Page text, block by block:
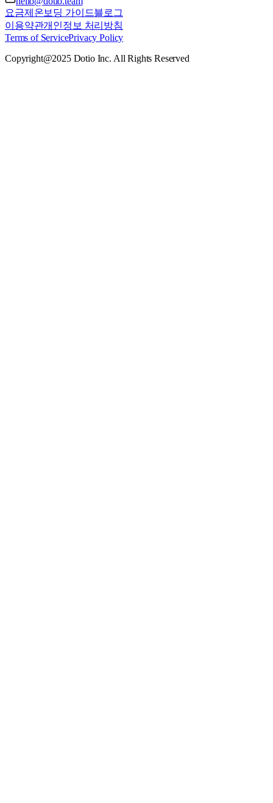
요금제 온보딩 가이드블로그
이용약관개인정보 처리방침
Terms of ServicePrivacy Policy
Copyright@2025 Dotio Inc. All Rights Reserved